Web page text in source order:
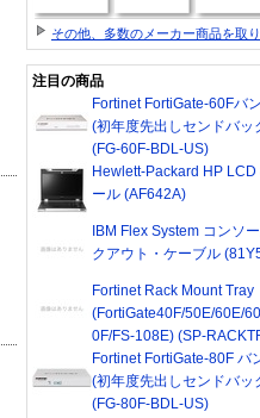
その他、多数のメーカー商品を取
注目の商品
Fortinet FortiGate-60Fバ
(初年度先出しセンドバッ
(FG-60F-BDL-US)
Hewlett-Packard HP
ール (AF642A)
IBM Flex System コンソ
クアウト・ケーブル
Fortinet Rack Mount Tray
(FortiGate40F/50E/60E/
0F/FS-108E) (SP-
Fortinet FortiGate-80F バ
(初年度先出しセンドバッ
(FG-80F-BDL-US)